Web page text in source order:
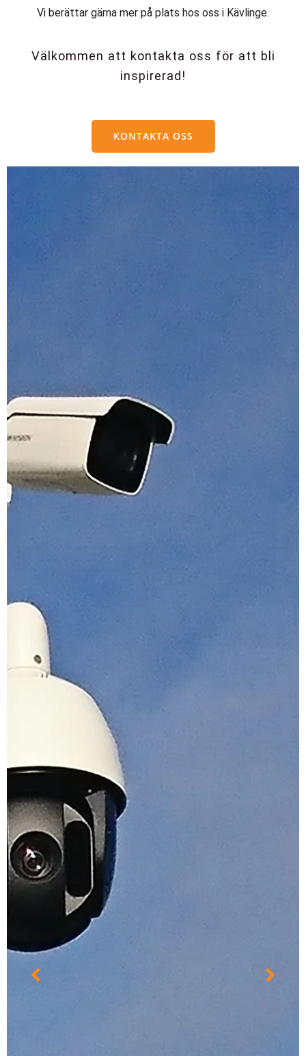
Vi berättar gärna mer på plats hos oss i Kävlinge.
Välkommen att kontakta oss för att bli
inspirerad!
KONTAKTA OSS